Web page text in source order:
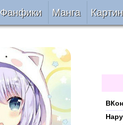
Фанфики
Сборники
Подобрать
Рецензии
Манга